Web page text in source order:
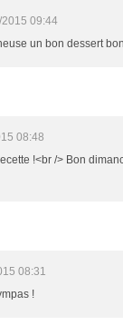
2015 09:44
un bon dessert
08:48
!<br /> Bon
08:31
!